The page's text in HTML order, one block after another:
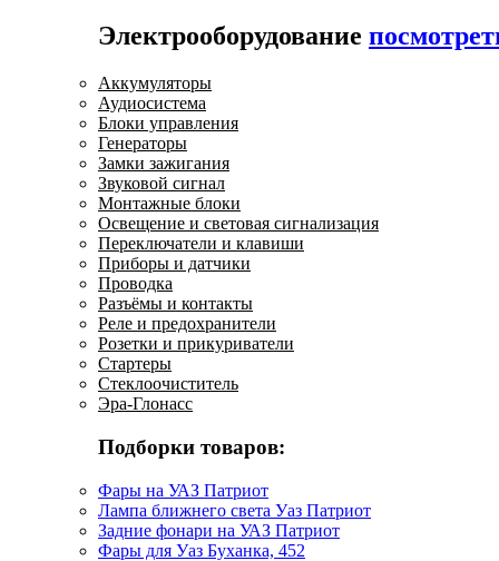
Электрооборудование
Аккумуляторы
Аудиосистема
Блоки управления
Генераторы
Замки зажигания
Звуковой сигнал
Монтажные блоки
Освещение и световая сигнализация
Переключатели и клавиши
Приборы и датчики
Проводка
Разъёмы и контакты
Реле и предохранители
Розетки и прикуриватели
Стартеры
Стеклоочиститель
Эра-Глонасс
Подборки товаров:
Фары на УАЗ Патриот
Лампа ближнего света Уаз Патриот
Задние фонари на УАЗ Патриот
Фары для Уаз Буханка, 452